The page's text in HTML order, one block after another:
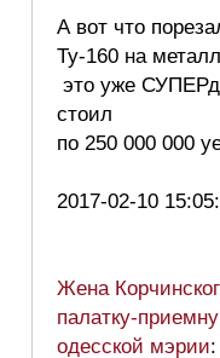
А вот что
Ту-160 на металл
это уже
стоил
по 250 000 000
2017-02-10
Жена
палатку-
одесской мэрии